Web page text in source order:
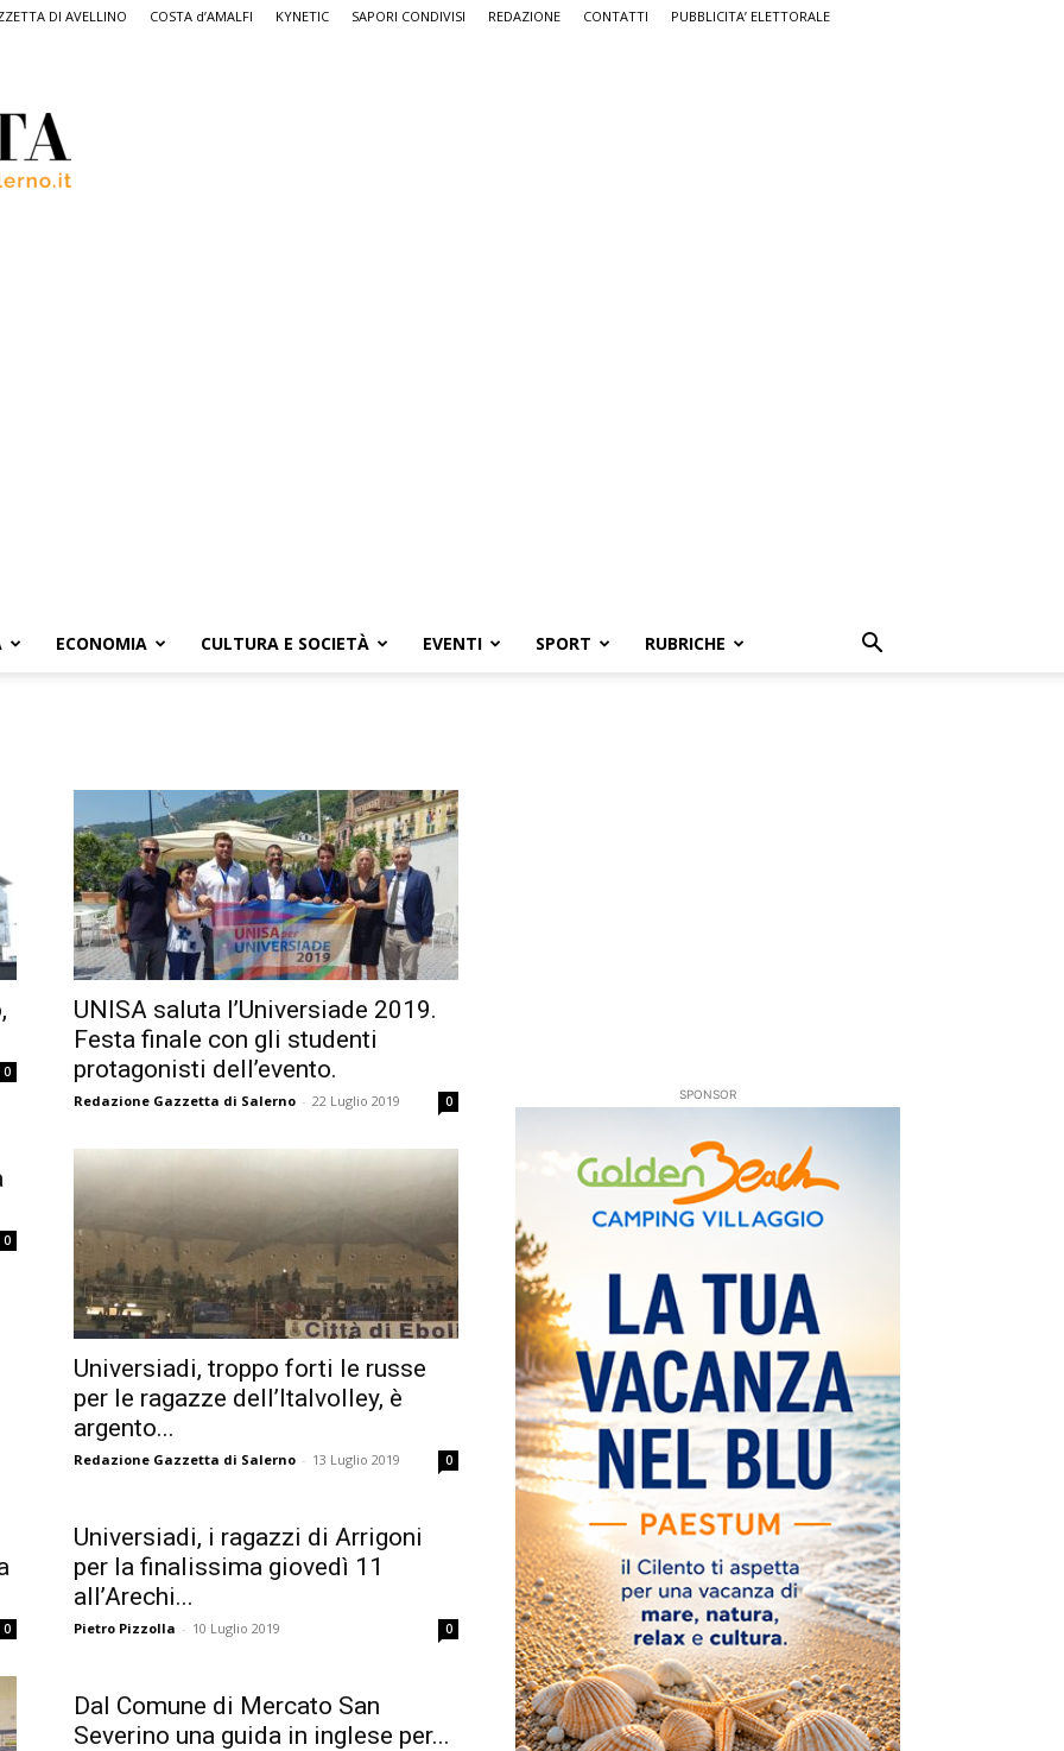
DI AVELLINO COSTA d’AMALFI KYNETIC SAPORI CONDIVISI REDAZIONE CONTATTI PUBBLICITA’ ELETTORALE
ECONOMIA CULTURA E SOCIETÀ EVENTI SPORT RUBRICHE
0
UNISA saluta l’Universiade 2019.
Festa finale con gli studenti
protagonisti dell’evento.
Redazione Gazzetta di Salerno - 22 Luglio 2019 0
0
Universiadi, troppo forti le russe
per le ragazze dell’Italvolley, è
argento...
Redazione Gazzetta di Salerno - 13 Luglio 2019 0
0
Universiadi, i ragazzi di Arrigoni
per la finalissima giovedì 11
all’Arechi...
Pietro Pizzolla - 10 Luglio 2019 0
Dal Comune di Mercato San
Severino una guida in inglese per...
SPONSOR